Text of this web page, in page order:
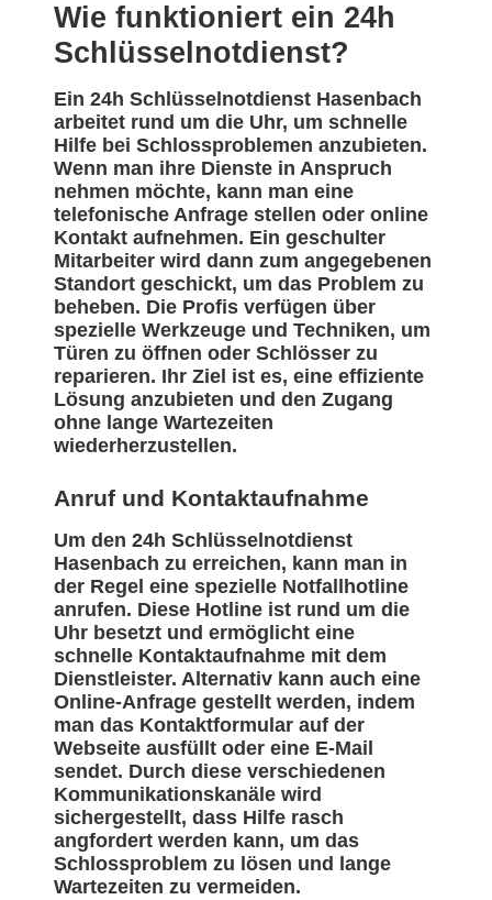
Wie funktioniert ein 24h
Schlüsselnotdienst?
Ein 24h Schlüsselnotdienst Hasenbach
arbeitet rund um die Uhr, um schnelle
Hilfe bei Schlossproblemen anzubieten.
Wenn man ihre Dienste in Anspruch
nehmen möchte, kann man eine
telefonische Anfrage stellen oder online
Kontakt aufnehmen. Ein geschulter
Mitarbeiter wird dann zum angegebenen
Standort geschickt, um das Problem zu
beheben. Die Profis verfügen über
spezielle Werkzeuge und Techniken, um
Türen zu öffnen oder Schlösser zu
reparieren. Ihr Ziel ist es, eine effiziente
Lösung anzubieten und den Zugang
ohne lange Wartezeiten
wiederherzustellen.
Anruf und Kontaktaufnahme
Um den 24h Schlüsselnotdienst
Hasenbach zu erreichen, kann man in
der Regel eine spezielle Notfallhotline
anrufen. Diese Hotline ist rund um die
Uhr besetzt und ermöglicht eine
schnelle Kontaktaufnahme mit dem
Dienstleister. Alternativ kann auch eine
Online-Anfrage gestellt werden, indem
man das Kontaktformular auf der
Webseite ausfüllt oder eine E-Mail
sendet. Durch diese verschiedenen
Kommunikationskanäle wird
sichergestellt, dass Hilfe rasch
angfordert werden kann, um das
Schlossproblem zu lösen und lange
Wartezeiten zu vermeiden.